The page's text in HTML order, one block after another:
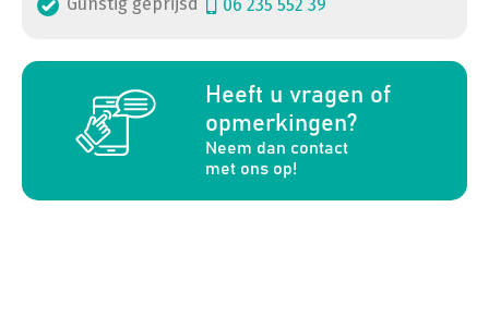
06 235 552 39
Heeft u vragen of
opmerkingen?
Neem dan contact
met ons op!
a